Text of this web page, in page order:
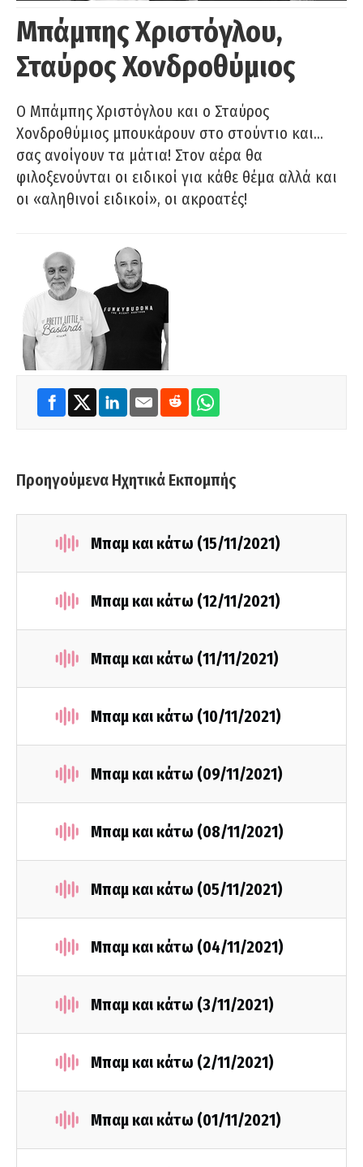
Μπάμπης Χριστόγλου,
Σταύρος Χονδροθύμιος
O Μπάμπης Χριστόγλου και ο Σταύρος
Χονδροθύμιος μπουκάρουν στο στούντιο και…
σας ανοίγουν τα μάτια! Στον αέρα θα
φιλοξενούνται οι ειδικοί για κάθε θέμα αλλά και
οι «αληθινοί ειδικοί», οι ακροατές!
Προηγούμενα Ηχητικά Εκπομπής
Μπαμ και κάτω (15/11/2021)
Μπαμ και κάτω (12/11/2021)
Μπαμ και κάτω (11/11/2021)
Μπαμ και κάτω (10/11/2021)
Μπαμ και κάτω (09/11/2021)
Μπαμ και κάτω (08/11/2021)
Μπαμ και κάτω (05/11/2021)
Μπαμ και κάτω (04/11/2021)
Μπαμ και κάτω (3/11/2021)
Μπαμ και κάτω (2/11/2021)
Μπαμ και κάτω (01/11/2021)